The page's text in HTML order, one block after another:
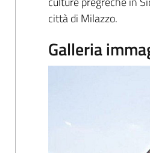
città di Milazzo.
Galleria